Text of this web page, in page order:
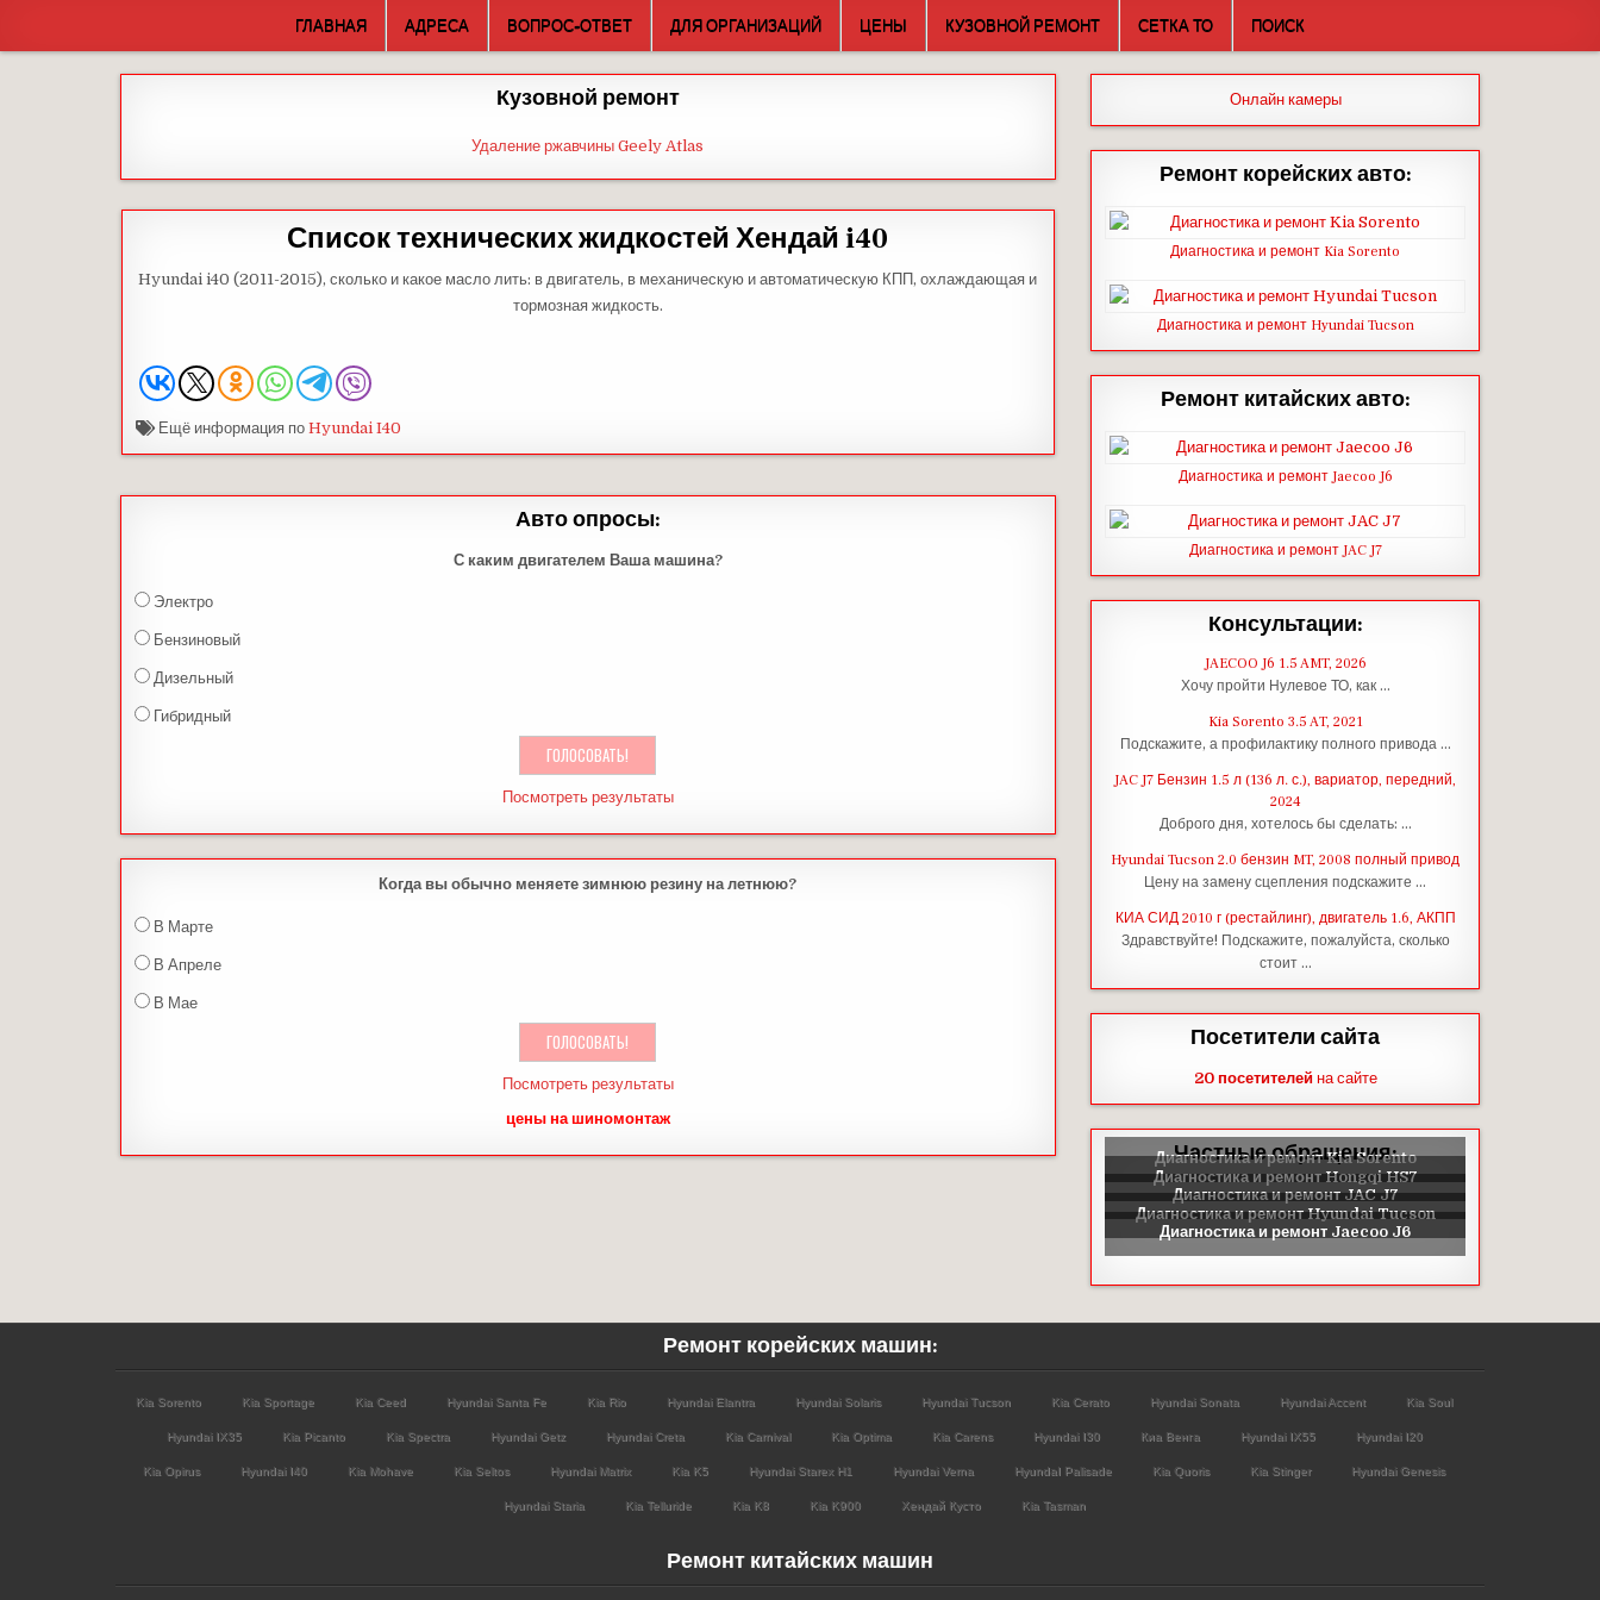
content
ГЛАВНАЯ АДРЕСА ВОПРОС-ОТВЕТ ДЛЯ ОРГАНИЗАЦИЙ ЦЕНЫ КУЗОВНОЙ РЕМОНТ СЕТКА ТО ПОИСК
Кузовной ремонт
Удаление ржавчины Geely Atlas
Список технических жидкостей Хендай i40
Hyundai i40 (2011-2015), сколько и какое масло лить: в двигатель, в механическую и автоматическую КПП, охлаждающая и
тормозная жидкость.
Ещё информация по Hyundai I40
Авто опросы:
С каким двигателем Ваша машина?
Электро
Бензиновый
Дизельный
Гибридный
Посмотреть результаты
Когда вы обычно меняете зимнюю резину на летнюю?
В Марте
В Апреле
В Мае
Посмотреть результаты
цены на шиномонтаж
Онлайн камеры
Ремонт корейских авто:
Диагностика и ремонт Kia Sorento
Диагностика и ремонт Hyundai Tucson
Ремонт китайских авто:
Диагностика и ремонт Jaecoo J6
Диагностика и ремонт JAC J7
Консультации:
JAECOO J6 1.5 AMT, 2026
Хочу пройти Нулевое ТО, как …
Kia Sorento 3.5 AT, 2021
Подскажите, а профилактику полного привода …
JAC J7 Бензин 1.5 л (136 л. с.), вариатор, передний,
2024
Доброго дня, хотелось бы сделать: …
Hyundai Tucson 2.0 бензин MT, 2008 полный привод
Цену на замену сцепления подскажите …
КИА СИД 2010 г (рестайлинг), двигатель 1.6, АКПП
Здравствуйте! Подскажите, пожалуйста, сколько
стоит …
Посетители сайта
20 посетителейна сайте
Частные обращения:
Ремонт корейских машин:
Kia Sorento Kia Sportage Kia Ceed Hyundai Santa Fe Kia Rio Hyundai Elantra Hyundai Solaris Hyundai Tucson Kia Cerato Hyundai Sonata Hyundai Accent Kia Soul
Hyundai IX35 Kia Picanto Kia Spectra Hyundai Getz Hyundai Creta Kia Carnival Kia Optima Kia Carens Hyundai I30 Киа Венга Hyundai IX55 Hyundai I20
Kia Opirus Hyundai I40 Kia Mohave Kia Seltos Hyundai Matrix Kia K5 Hyundai Starex H1 Hyundai Verna HyundaI Palisade Kia Quoris Kia Stinger Hyundai Genesis
Hyundai Staria Kia Telluride Kia K8 Kia K900 Хендай Кусто Kia Tasman
Ремонт китайских машин